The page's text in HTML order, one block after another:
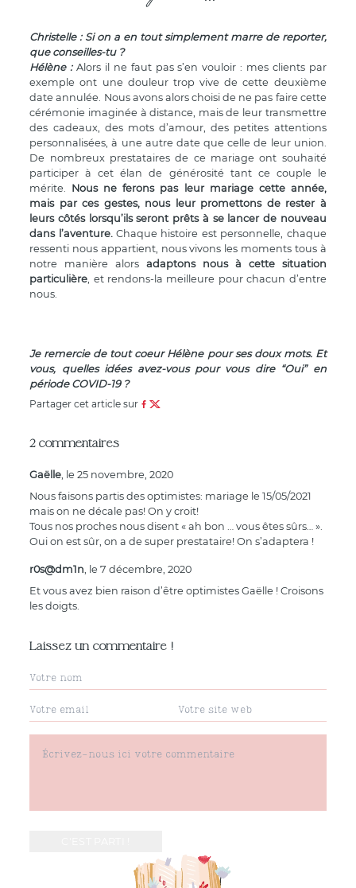
Christelle : Si on a en tout simplement marre de reporter,
que conseilles-tu ?
Hélène:Alors il ne faut pas s’en vouloir : mes clients par
exemple ont une douleur trop vive de cette deuxième
date annulée. Nous avons alors choisi de ne pas faire cette
cérémonie imaginée à distance, mais de leur transmettre
des cadeaux, des mots d’amour, des petites attentions
personnalisées, à une autre date que celle de leur union.
De nombreux prestataires de ce mariage ont souhaité
participer à cet élan de générosité tant ce couple le
mérite. Nous ne ferons pas leur mariage cette année,
mais par ces gestes, nous leur promettons de rester à
leurs côtés lorsqu’ils seront prêts à se lancer de nouveau
dans l’aventure.Chaque histoire est personnelle, chaque
ressenti nous appartient, nous vivons les moments tous à
notre manière alorsadaptons nous à cette situation
particulière, et rendons-la meilleure pour chacun d’entre
nous.
Je remercie de tout coeur Hélène pour ses doux mots. Et
vous, quelles idées avez-vous pour vous dire “Oui” en
période COVID-19 ?
Partager cet article sur
2 commentaires
Gaëlle, le 25 novembre, 2020
Nous faisons partis des optimistes: mariage le 15/05/2021
mais on ne décale pas! On y croit!
Tous nos proches nous disent « ah bon … vous êtes sûrs… ».
Oui on est sûr, on a de super prestataire! On s’adaptera !
r0s@dm1n, le 7 décembre, 2020
Et vous avez bien raison d’être optimistes Gaëlle ! Croisons
les doigts.
Laissez un commentaire !